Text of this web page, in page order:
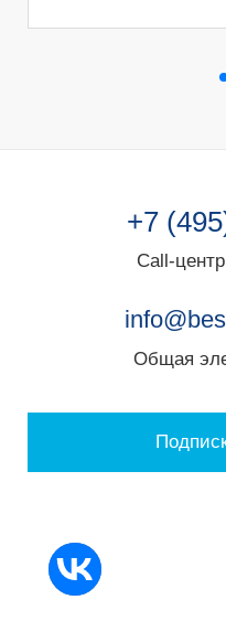
+7
Call-
Общая